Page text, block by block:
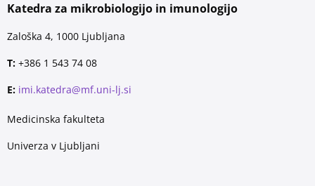
Katedra za mikrobiologijo in imunologijo
Zaloška 4, 1000 Ljubljana
T: +386 1 543 74 08
E: imi.katedra@mf.uni-lj.si
Medicinska fakulteta
Univerza v Ljubljani